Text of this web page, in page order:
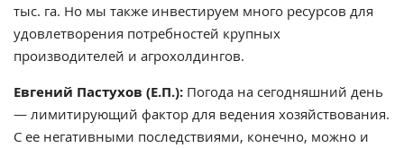
тыс. га. Но мы также инвестируем много ресурсов для
удовлетворения потребностей крупных
производителей и агрохолдингов.
Евгений Пастухов (Е.П.): Погода на сегодняшний день
— лимитирующий фактор для ведения хозяйствования.
С ее негативными последствиями, конечно, можно и